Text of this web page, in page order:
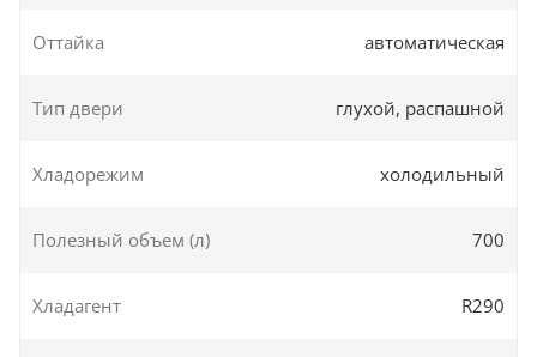
Оттайка автоматическая
Тип двери глухой, распашной
Хладорежим холодильный
Полезный объем (л) 700
Хладагент R290